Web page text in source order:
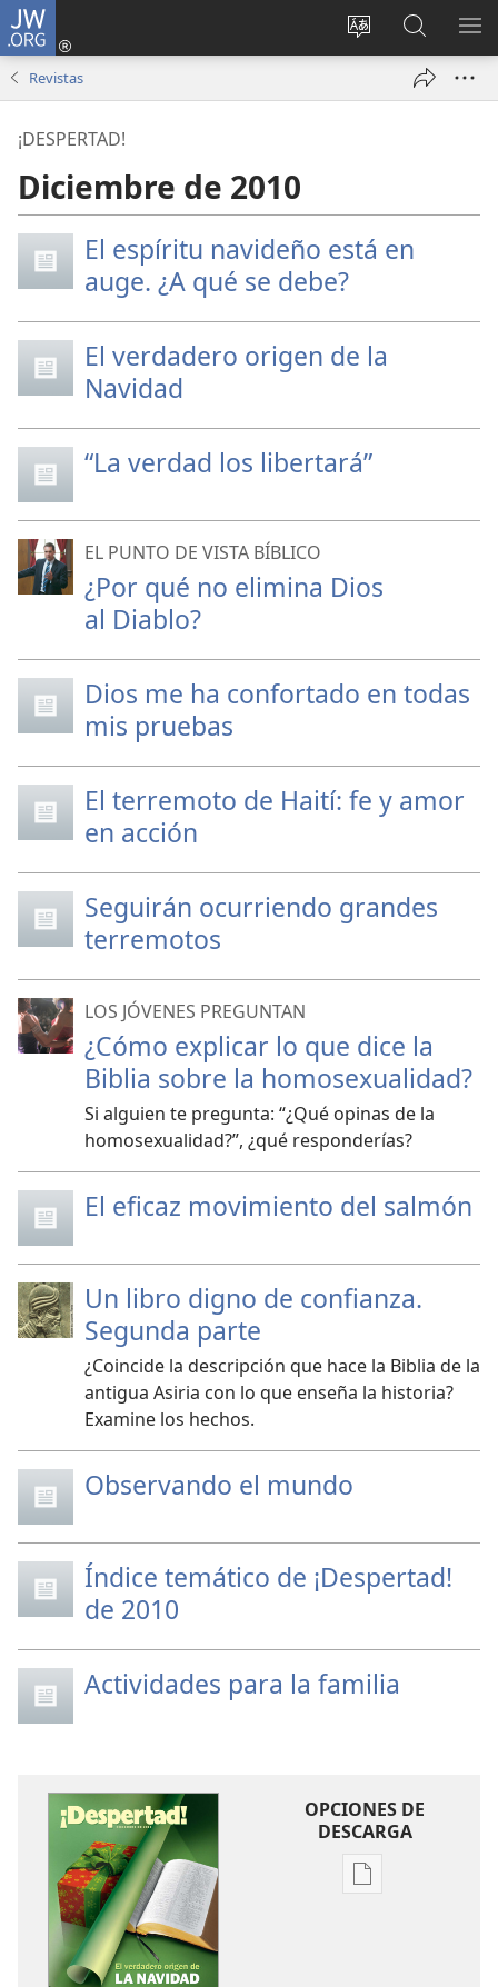
JW.ORG
Cambiar
del sitio
Iniciar
sesión
en
jw.org
Revistas
¡DESPERTAD!
Diciembre de 2010
El espíritu navideño está en
auge. ¿A qué se debe?
El verdadero origen de la
Navidad
“La verdad los libertará”
EL PUNTO DE VISTA BÍBLICO
¿Por qué no elimina Dios
al Diablo?
Dios me ha confortado en todas
mis pruebas
El terremoto de Haití: fe y amor
en acción
Seguirán ocurriendo grandes
terremotos
LOS JÓVENES PREGUNTAN
¿Cómo explicar lo que dice la
Biblia sobre la homosexualidad?
Si alguien te pregunta: “¿Qué opinas de la
homosexualidad?”, ¿qué responderías?
El eficaz movimiento del salmón
Un libro digno de confianza.
Segunda parte
¿Coincide la descripción que hace la Biblia de la
antigua Asiria con lo que enseña la historia?
Examine los hechos.
Observando el mundo
Índice temático de ¡Despertad!
de 2010
Actividades para la familia
OPCIONES DE
DESCARGA
Opciones